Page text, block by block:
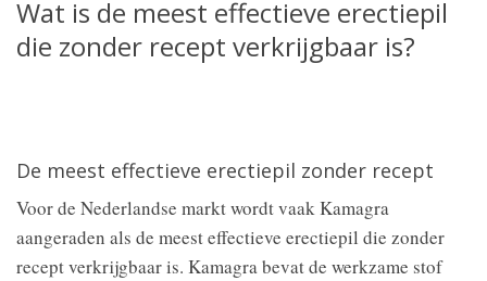
Wat is de meest effectieve erectiepil
die zonder recept verkrijgbaar is?
De meest effectieve erectiepil zonder recept
Voor de Nederlandse markt wordt vaak Kamagra
aangeraden als de meest effectieve erectiepil die zonder
recept verkrijgbaar is. Kamagra bevat de werkzame stof